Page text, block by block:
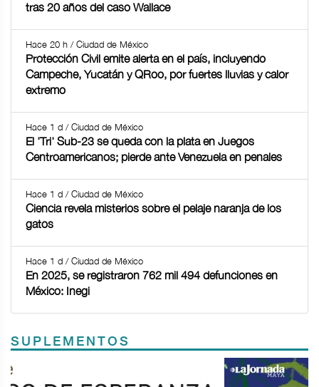
tras 20 años del caso Wallace
Hace 20 h / Ciudad de México
Protección Civil emite alerta en el país, incluyendo
Campeche, Yucatán y QRoo, por fuertes lluvias y calor
extremo
Hace 1 d / Ciudad de México
El 'Tri' Sub-23 se queda con la plata en Juegos
Centroamericanos; pierde ante Venezuela en penales
Hace 1 d / Ciudad de México
Ciencia revela misterios sobre el pelaje naranja de los
gatos
Hace 1 d / Ciudad de México
En 2025, se registraron 762 mil 494 defunciones en
México: Inegi
SUPLEMENTOS